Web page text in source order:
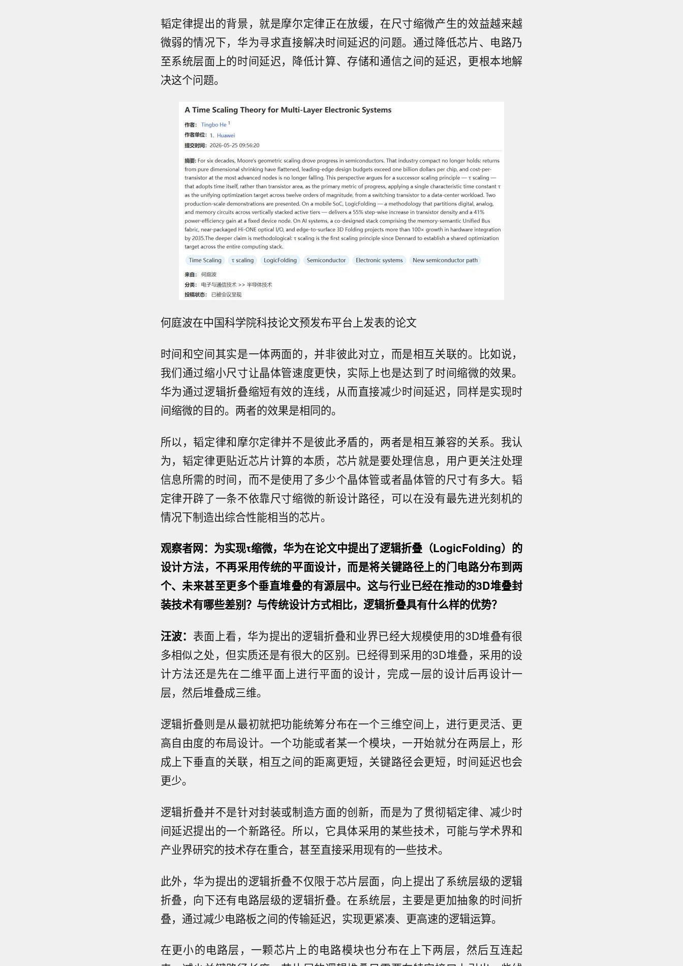
韬定律提出的背景，就是摩尔定律正在放缓，在尺寸缩微产生的效益越来越
微弱的情况下，华为寻求直接解决时间延迟的问题。通过降低芯片、电路乃
至系统层面上的时间延迟，降低计算、存储和通信之间的延迟，更根本地解
决这个问题。
何庭波在中国科学院科技论文预发布平台上发表的论文
时间和空间其实是一体两面的，并非彼此对立，而是相互关联的。比如说，
我们通过缩小尺寸让晶体管速度更快，实际上也是达到了时间缩微的效果。
华为通过逻辑折叠缩短有效的连线，从而直接减少时间延迟，同样是实现时
间缩微的目的。两者的效果是相同的。
所以，韬定律和摩尔定律并不是彼此矛盾的，两者是相互兼容的关系。我认
为，韬定律更贴近芯片计算的本质，芯片就是要处理信息，用户更关注处理
信息所需的时间，而不是使用了多少个晶体管或者晶体管的尺寸有多大。韬
定律开辟了一条不依靠尺寸缩微的新设计路径，可以在没有最先进光刻机的
情况下制造出综合性能相当的芯片。
观察者网：为实现τ缩微，华为在论文中提出了逻辑折叠（LogicFolding）的
设计方法，不再采用传统的平面设计，而是将关键路径上的门电路分布到两
个、未来甚至更多个垂直堆叠的有源层中。这与行业已经在推动的3D堆叠封
装技术有哪些差别？与传统设计方式相比，逻辑折叠具有什么样的优势？
汪波： 表面上看，华为提出的逻辑折叠和业界已经大规模使用的3D堆叠有很
多相似之处，但实质还是有很大的区别。已经得到采用的3D堆叠，采用的设
计方法还是先在二维平面上进行平面的设计，完成一层的设计后再设计一
层，然后堆叠成三维。
逻辑折叠则是从最初就把功能统筹分布在一个三维空间上，进行更灵活、更
高自由度的布局设计。一个功能或者某一个模块，一开始就分在两层上，形
成上下垂直的关联，相互之间的距离更短，关键路径会更短，时间延迟也会
更少。
逻辑折叠并不是针对封装或制造方面的创新，而是为了贯彻韬定律、减少时
间延迟提出的一个新路径。所以，它具体采用的某些技术，可能与学术界和
产业界研究的技术存在重合，甚至直接采用现有的一些技术。
此外，华为提出的逻辑折叠不仅限于芯片层面，向上提出了系统层级的逻辑
折叠，向下还有电路层级的逻辑折叠。在系统层，主要是更加抽象的时间折
叠，通过减少电路板之间的传输延迟，实现更紧凑、更高速的逻辑运算。
在更小的电路层，一颗芯片上的电路模块也分布在上下两层，然后互连起